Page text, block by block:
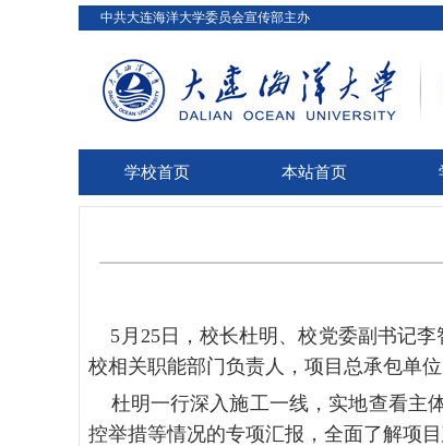
中共大连海洋大学委员会宣传部主办
学校首页 本站首页
5月 25日，校长杜明、校党委副书记
校相关职能部门负责人，项目总承包单
杜明一行深入施工一线，实地查看主
控举措等情况的专项汇报，全面了解项目